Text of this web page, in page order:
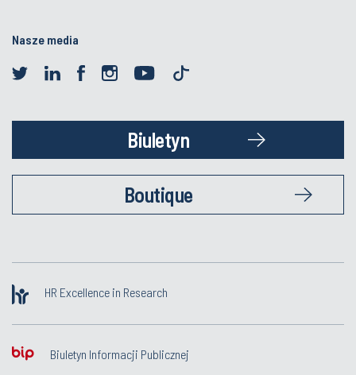
Nasze media
Biuletyn
Boutique
HR Excellence in Research
Biuletyn Informacji Publicznej